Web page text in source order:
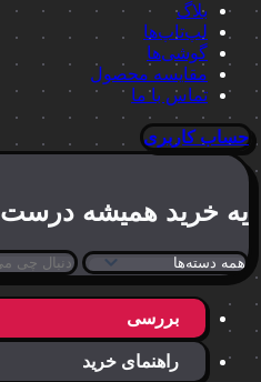
بلاگ
لپ‌تاپ‌ها
گوشی‌ها
مقایسه محصول
تماس با ما
حساب کاربری
یه خرید همیشه درست
بررسی
راهنمای خرید